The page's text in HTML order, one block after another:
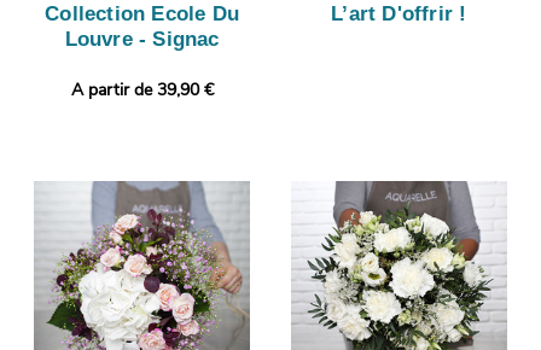
Collection Ecole Du
Louvre - Signac
A partir de 39,90 €
L’art D'offrir !